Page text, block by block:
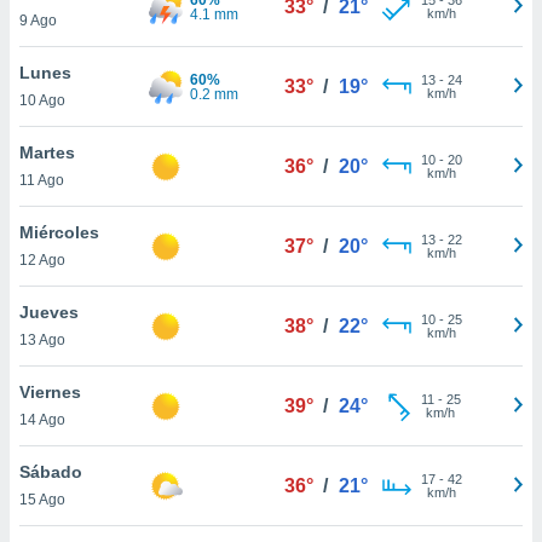
más
nuestra
y
de
disponible
cookies
aceptar
9 Ago
4.1 mm
33° / 21°
km/h
Lunes
10 Ago
60%
0.2 mm
33° / 19° 13- 24
km/h
Martes
11 Ago
36° / 20° 10- 20
km/h
Miércoles
12 Ago
37° / 20° 13- 22
km/h
Jueves
13 Ago
38° / 22° 10- 25
km/h
Viernes
14 Ago
39° / 24° 11 - 25
km/h
Sábado
15 Ago
36° / 21° 17- 42
km/h